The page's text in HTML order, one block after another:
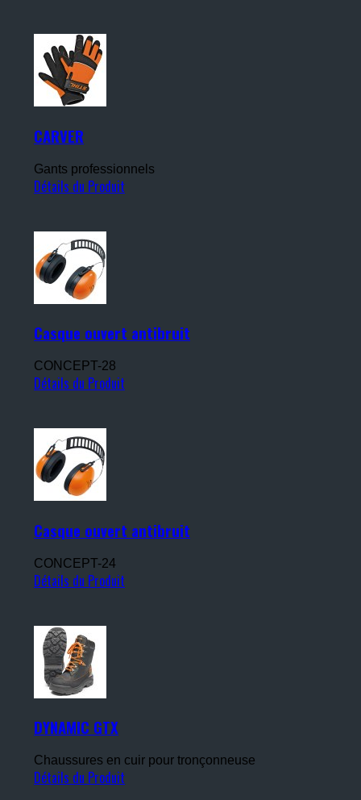
CARVER
Gants professionnels
Détails du Produit
Casque ouvert antibruit
CONCEPT-28
Détails du Produit
Casque ouvert antibruit
CONCEPT-24
Détails du Produit
DYNAMIC GTX
Chaussures en cuir pour tronçonneuse
Détails du Produit